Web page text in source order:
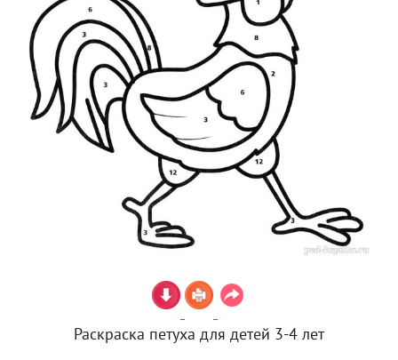
Раскраска петуха для детей 3-4 лет